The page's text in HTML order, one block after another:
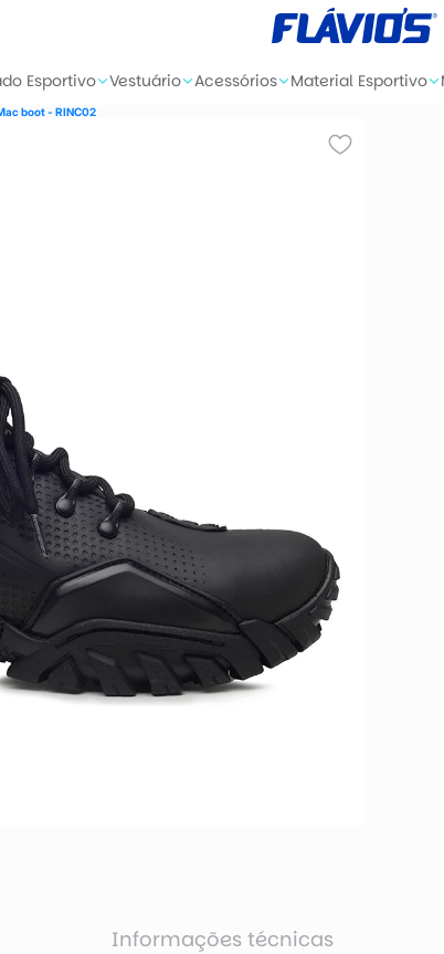
Esportivo Vestuário Acessórios Material Esportivo
boot - RINC02
Informações técnicas